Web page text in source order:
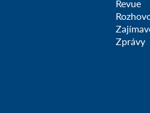
Revue
Zprávy